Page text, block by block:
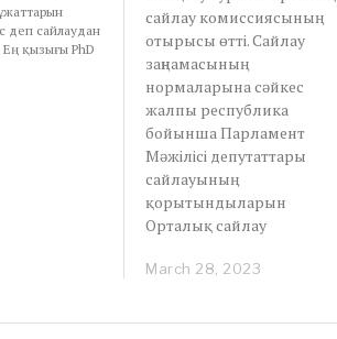
сайлау комиссиясының
отырысы өтті. Сайлау
заңнамасының
нормаларына сәйкес
жалпы республика
бойынша Парламент
Мәжілісі депутаттары
сайлауының
қорытындыларын
Орталық сайлау
March 28, 2023
c
деп сайлаудан
қызығы PhD